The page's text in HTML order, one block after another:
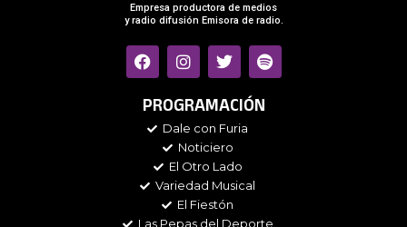
Empresa productora de medios
y radio difusión Emisora de radio.
F
a
e
o
I
n
t
g
r
a
m
T
w
t
e
r
S
p
t
PROGRAMACIÓN
Dale con Furia
Noticiero
El Otro Lado
Variedad Musical
El Fiestón
Las Pepas del Deporte